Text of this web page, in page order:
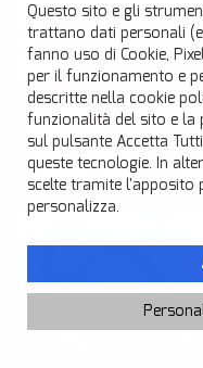
Chiama
Questo sito e gli
trattano dati personali
fanno uso di Cookie,
per il funzionamento e
descritte nella cookie
funzionalità del sito e la
sul pulsante Accetta
queste tecnologie. In
scelte tramite l'apposito
personalizza.